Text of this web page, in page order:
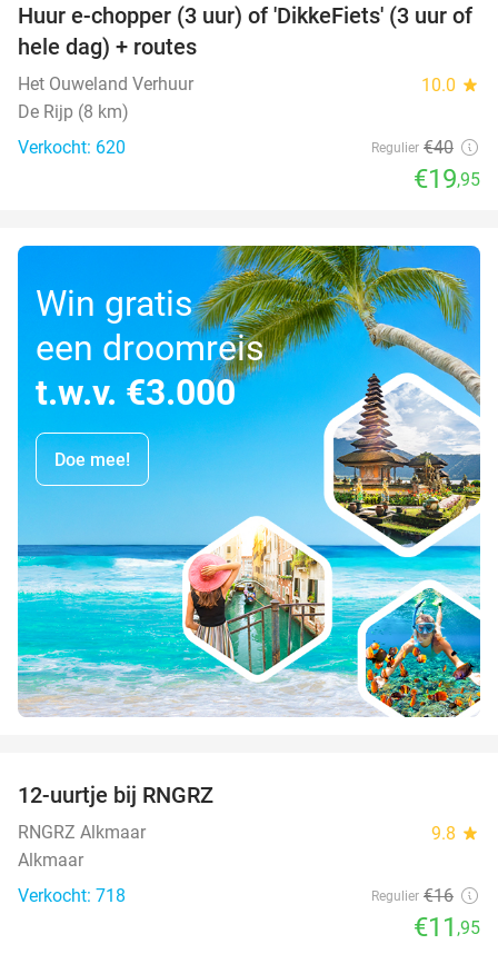
50%
Huur e-chopper (3 uur) of 'DikkeFiets' (3 uur of
hele dag) + routes
Het Ouweland Verhuur 10.0 star
De Rijp (8 km)
Verkocht: 620
Regulier €40
€19,95
Win gratis
een droomreis
t.w.v. €3.000
Doe mee!
12-uurtje bij RNGRZ
RNGRZ Alkmaar 9.8 star
Alkmaar
Verkocht: 718
Regulier €16
€11 ,95